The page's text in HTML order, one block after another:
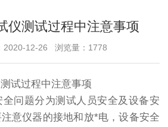
仪测试过程中注意事项
2020-12-26 浏览量：1778
过程中注意事项
题分为测试人员安全及设备安
意仪器的接地和放*电，设备安全